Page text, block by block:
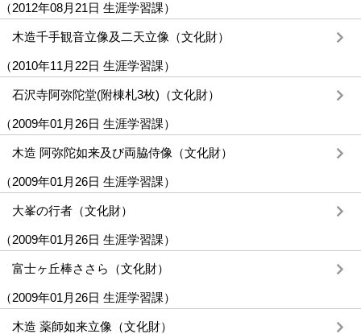
（2012年08月21日 生涯学習課）
木造千手観音立像及二天立像（文化財）
（2010年11月22日 生涯学習課）
石沢寺阿弥陀堂(附棟札3枚)（文化財）
（2009年01月26日 生涯学習課）
木造 阿弥陀如来及び両脇侍像（文化財）
（2009年01月26日 生涯学習課）
大峯の行者（文化財）
（2009年01月26日 生涯学習課）
富士ヶ丘棒ささら（文化財）
（2009年01月26日 生涯学習課）
木造 薬師如来立像（文化財）